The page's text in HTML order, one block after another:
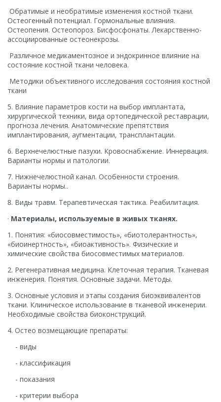
Обратимые и необратимые изменения костной ткани.
Остеогенный потенциал. Гормональные влияния.
Остеопения. Остеопороз. Бисфосфонаты. Лекарственно-
ассоциированные остеонекрозы.
Различное медикаментозное и эндокринное влияние на
состояние костной ткани человека.
Методики объективного исследования состояния костной
ткани
5. Влияние параметров кости на выбор имплантата,
хирургической техники, вида ортопедической реставрации,
прогноза лечения. Анатомические препятствия
имплантирования, аугментации, трансплантации.
6. Верхнечелюстные пазухи. Кровоснабжение. Иннервация.
Варианты нормы и патологии.
7. Нижнечелюстной канал. Особенности строения.
Варианты нормы..
8. Виды травм. Терапевтическая тактика. Реабилитация.
· Материалы, используемые в живых тканях.
1. Понятия: «биосовместимость», «биотолерантность»,
«биоинертность», «биоактивность». Физические и
химические свойства биосовместимых материалов.
2. Регенеративная медицина. Клеточная терапия. Тканевая
инженерия. Понятия. Основные задачи. Методы.
3. Основные условия и этапы создания биоэквивалентов
ткани. Клиническое использование в тканевой инженерии.
Необходимые свойства биоконструкций.
4. Остео возмещающие препараты:
- виды
- классификация
- показания
- критерии выбора